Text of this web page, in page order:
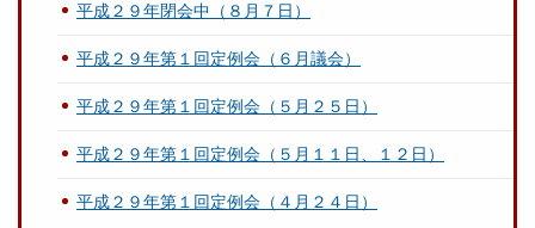
平成２９年閉会中（８月７日）
平成２９年第１回定例会（６月議会）
平成２９年第１回定例会（５月２５日）
平成２９年第１回定例会（５月１１日、１２日）
平成２９年第１回定例会（４月２４日）